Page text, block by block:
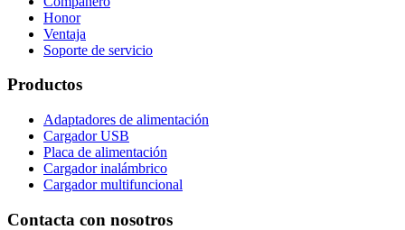
Honor
Ventaja
Soporte de servicio
Productos
Adaptadores de alimentación
Cargador USB
Placa de alimentación
Cargador inalámbrico
Cargador multifuncional
Contacta con nosotros